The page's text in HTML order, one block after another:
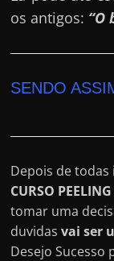
os antigos: “O
SENDO
Depois de
CURSO
tomar uma
duvidasvai ser
Desejo Sucesso